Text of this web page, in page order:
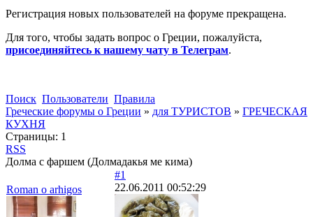
Регистрация новых пользователей на форуме прекращена.
Для того, чтобы задать вопрос о Греции, пожалуйста,
присоединяйтесь к нашему чату в Телеграм.
Поиск Пользователи Правила
Греческие форумы о Греции » для ТУРИСТОВ » ГРЕЧЕСКАЯ
КУХНЯ
Страницы: 1
RSS
Долма с фаршем (Долмадакья ме кима)
Roman o arhigos
#1
22.06.2011 00:52:29